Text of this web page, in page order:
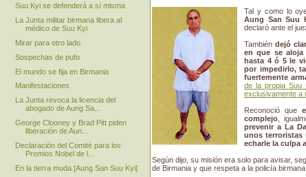
Tal y como lo
Aung San Suu
declaró ante el
También dejó
en que se
hasta 4 ó 5 le
por impedirlo,
fuertemente
de la propia Suu
exclusivamente a
Reconoció que
complejo ,
prevenir a La
unos terroristas
echarle la culpa
Según dijo, su misión era solo para avisar,
de Birmania y que respeta a la policía
Suu Kyi se defenderá a sí misma
La Junta militar birmana libera al
médico de Suu Kyi
Mirar para otro lado
Sospechas de pufo
El mundo se fija en Birmania
Manifestaciones
La Junta revoca la licencia del
abogado de Aung Sa...
George Clooney y Brad Pitt piden
liberación de Aun...
Declaración del Comité para los
Premios Nobel de l...
En la tierra muda [Aung San Suu Kyi]